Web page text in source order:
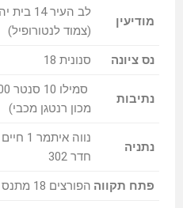
מודיעין
(צמוד לנטורופיל)
נס ציונה סנונית 18
נתיבות
מכון רנטגן מכבי)
נתניה
חדר 302
פתח תקווה הפורצים 18 מתנס וורבר (חדר שחמט)